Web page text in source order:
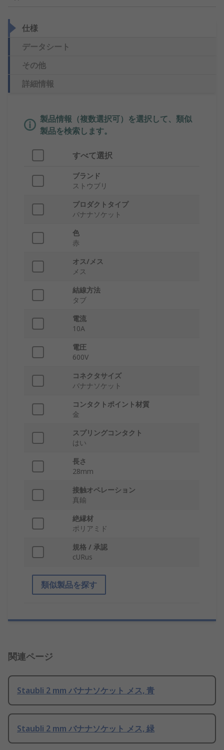
仕様
データシート
その他
詳細情報
製品情報（複数選択可）を選択して、類似
製品を検索します。
すべて選択
ブランド
ストウブリ
プロダクトタイプ
バナナソケット
色
赤
オス/メス
メス
結線方法
タブ
電流
10A
電圧
600V
コネクタサイズ
バナナソケット
コンタクトポイント材質
金
スプリングコンタクト
はい
長さ
28mm
接触オペレーション
真鍮
絶縁材
ポリアミド
規格 / 承認
cURus
類似製品を探す
関連ページ
Staubli 2 mm バナナソケット メス, 青
Staubli 2 mm バナナソケット メス, 緑